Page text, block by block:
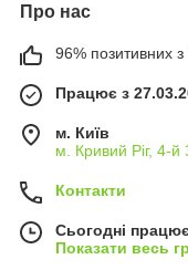
Про нас
96% позитивних з
Працює з
м. Київ
м. Кривий Ріг, 4-й
Контакти
Сьогодні
Показати весь